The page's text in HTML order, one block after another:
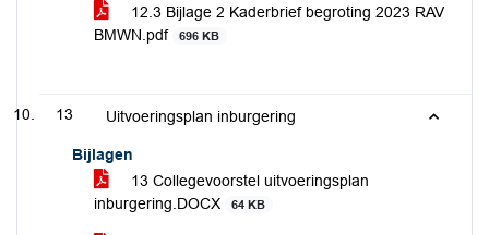
12.3 Bijlage 2 Kaderbrief begroting 2023 RAV
BMWN.pdf
696 KB
13 Uitvoeringsplan inburgering
Bijlagen
13 Collegevoorstel uitvoeringsplan
inburgering.DOCX
64 KB